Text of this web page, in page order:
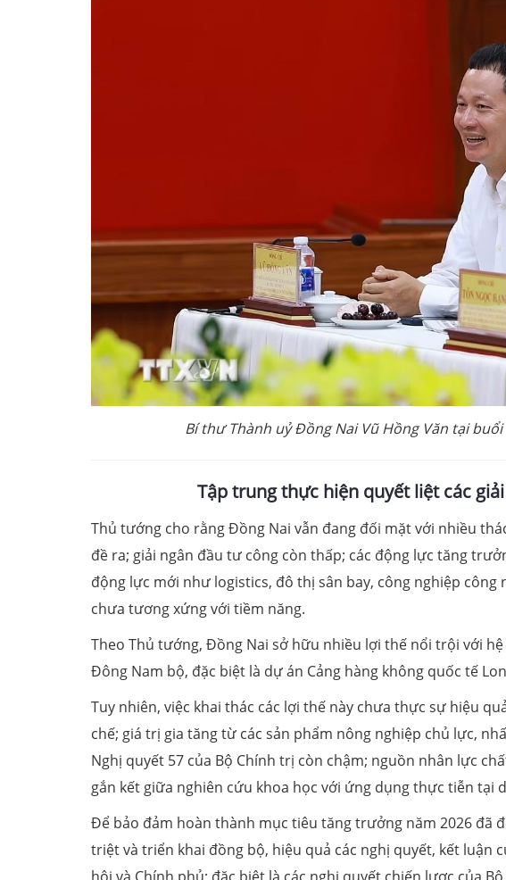
Bí thư Thành uỷ Đồng Nai Vũ Hồng Văn tại
Tập trung thực hiện quyết liệt các
Thủ tướng cho rằng Đồng Nai vẫn đang đối mặt với nhiều
đề ra; giải ngân đầu tư công còn thấp; các động lực tăng
động lực mới như logistics, đô thị sân bay, công nghiệp
chưa tương xứng với tiềm năng.
Theo Thủ tướng, Đồng Nai sở hữu nhiều lợi thế nổi trội với
Đông Nam bộ, đặc biệt là dự án Cảng hàng không quốc tế
Tuy nhiên, việc khai thác các lợi thế này chưa thực sự hiệu
chế; giá trị gia tăng từ các sản phẩm nông nghiệp chủ lực,
Nghị quyết 57 của Bộ Chính trị còn chậm; nguồn nhân lực
gắn kết giữa nghiên cứu khoa học với ứng dụng thực tiễn tại
Để bảo đảm hoàn thành mục tiêu tăng trưởng năm 2026 đã
triệt và triển khai đồng bộ, hiệu quả các nghị quyết, kết luận